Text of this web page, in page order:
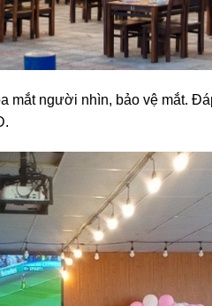
mắt người nhìn, bảo vệ mắt.